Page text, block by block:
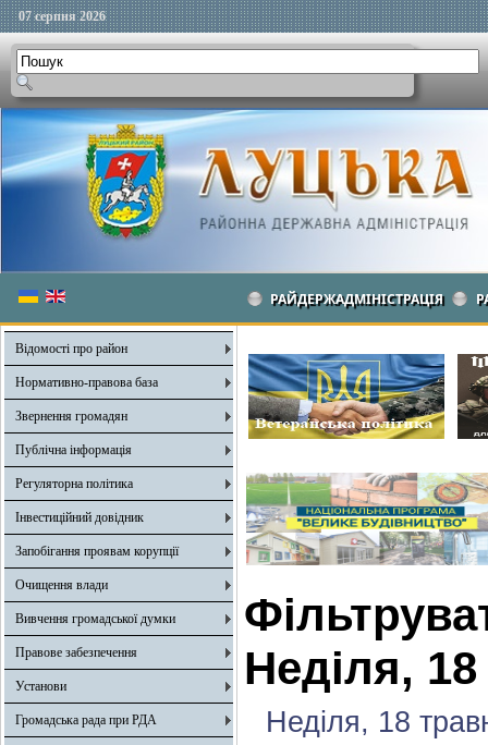
07 серпня 2026
РАЙДЕРЖАДМІНІСТРАЦІЯ
Відомості про район
Нормативно-правова база
Звернення громадян
Публічна інформація
Регуляторна політика
Інвестиційний довідник
Запобігання проявам корупції
Очищення влади
Вивчення громадської думки
Правове забезпечення
Установи
Громадська рада при РДА
Неділя,
Неділя, 18